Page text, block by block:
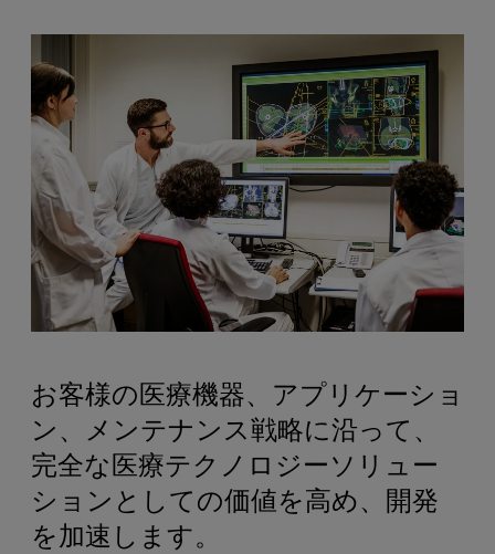
お客様の医療機器、アプリケーショ
ン、メンテナンス戦略に沿って、
完全な医療テクノロジーソリュー
ションとしての価値を高め、開発
を加速します。